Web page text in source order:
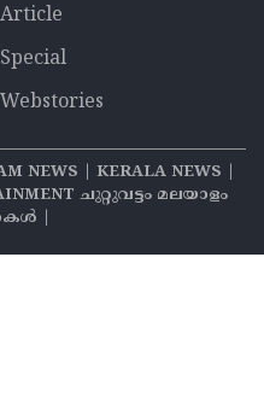
Article
Special
Webstories
NEWS | KERALA NEWS |
ചുറ്റുവട്ടം മലയാളം
|